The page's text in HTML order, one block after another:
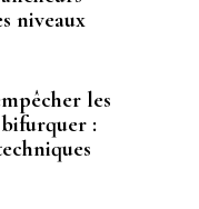
niveaux
les
: